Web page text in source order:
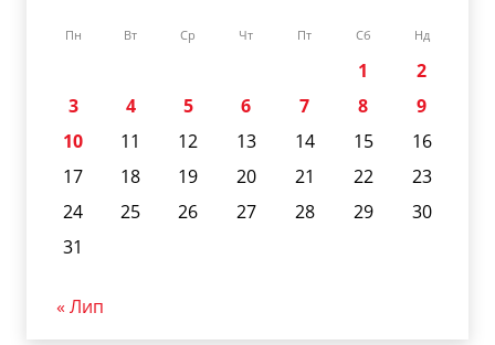
Пн Вт Ср Чт Пт Сб Нд
1
2
3
4 5 6 7 8
9
10
11 12 13 14 15
16
17
18 19 20 21 22
23
24
25 26 27 28 29
30
31
« Лип